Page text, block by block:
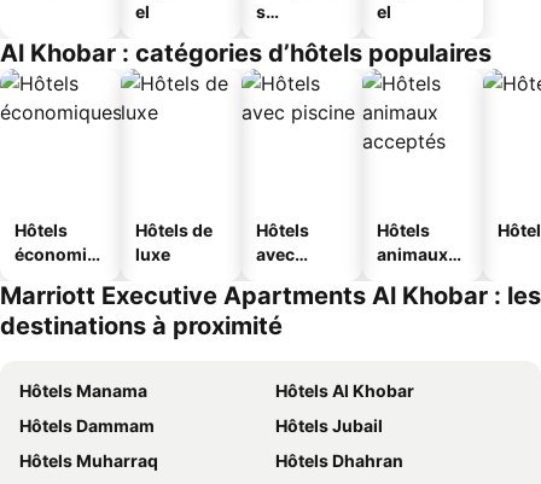
el
s
s
el
Al Khobar : catégories d’hôtels populaires
Hôtels
économiq
Hôtels de
luxe
Hôtels
avec
Hôtels
animaux
Marriott Executive Apartments Al Khobar : les
destinations à proximité
Hôtels Manama
Hôtels Al Khobar
Hôtels Dammam
Hôtels Jubail
Hôtels Muharraq
Hôtels Dhahran